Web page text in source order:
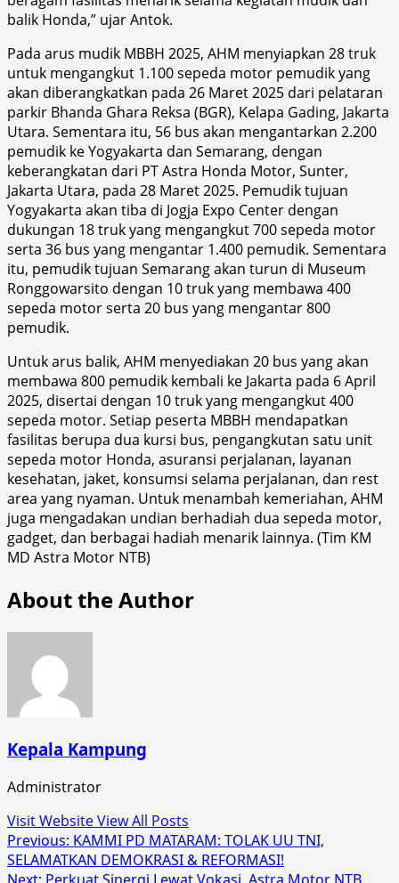
balik Honda,” ujar Antok.
Pada arus mudik MBBH 2025, AHM menyiapkan 28 truk
untuk mengangkut 1.100 sepeda motor pemudik yang
akan diberangkatkan pada 26 Maret 2025 dari pelataran
parkir Bhanda Ghara Reksa (BGR), Kelapa Gading, Jakarta
Utara. Sementara itu, 56 bus akan mengantarkan 2.200
pemudik ke Yogyakarta dan Semarang, dengan
keberangkatan dari PT Astra Honda Motor, Sunter,
Jakarta Utara, pada 28 Maret 2025. Pemudik tujuan
Yogyakarta akan tiba di Jogja Expo Center dengan
dukungan 18 truk yang mengangkut 700 sepeda motor
serta 36 bus yang mengantar 1.400 pemudik. Sementara
itu, pemudik tujuan Semarang akan turun di Museum
Ronggowarsito dengan 10 truk yang membawa 400
sepeda motor serta 20 bus yang mengantar 800
pemudik.
Untuk arus balik, AHM menyediakan 20 bus yang akan
membawa 800 pemudik kembali ke Jakarta pada 6 April
2025, disertai dengan 10 truk yang mengangkut 400
sepeda motor. Setiap peserta MBBH mendapatkan
fasilitas berupa dua kursi bus, pengangkutan satu unit
sepeda motor Honda, asuransi perjalanan, layanan
kesehatan, jaket, konsumsi selama perjalanan, dan rest
area yang nyaman. Untuk menambah kemeriahan, AHM
juga mengadakan undian berhadiah dua sepeda motor,
gadget, dan berbagai hadiah menarik lainnya. (Tim KM
MD Astra Motor NTB)
About the Author
Kepala Kampung
Administrator
Visit WebsiteView All Posts
Post
navigation
Previous: KAMMI PD MATARAM: TOLAK UU TNI,
SELAMATKAN DEMOKRASI & REFORMASI!